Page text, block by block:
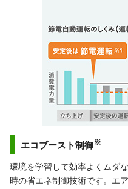
エコブースト制御※
環境を学習して効率よくムダ
時の省エネ制御技術です。エ